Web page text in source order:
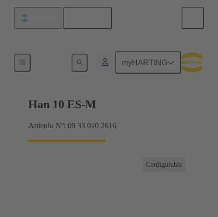
myHARTING
Corrientes hasta 16 A
Han 10 ES-M
Artículo Nº: 09 33 010 2616
Configurable